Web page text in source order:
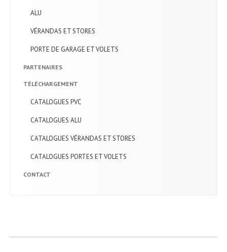
Catalogues
CONTACT
ALU
VÉRANDAS ET STORES
PORTE DE GARAGE ET VOLETS
PARTENAIRES
TÉLÉCHARGEMENT
CATALOGUES PVC
CATALOGUES ALU
CATALOGUES VÉRANDAS ET STORES
CATALOGUES PORTES ET VOLETS
CONTACT